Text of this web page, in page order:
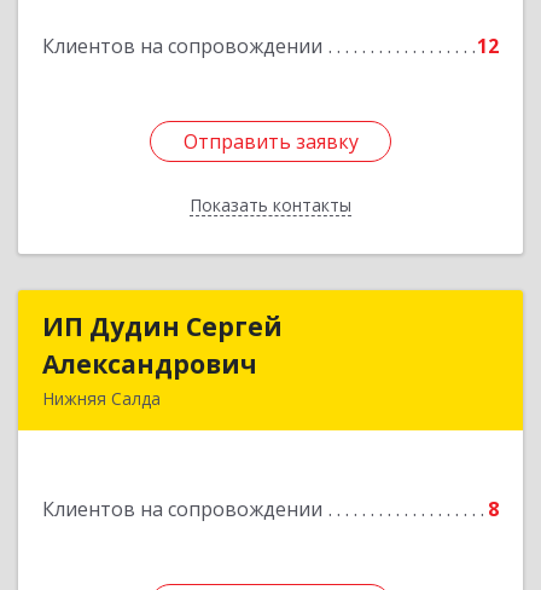
Клиентов на сопровождении 12
Отправить заявку
Показать контакты
Отправить заявку
Назад
ИП Дудин Сергей
Александрович
Нижняя Салда
Клиентов на сопровождении 8
ИП Дудин Сергей
Подробнее